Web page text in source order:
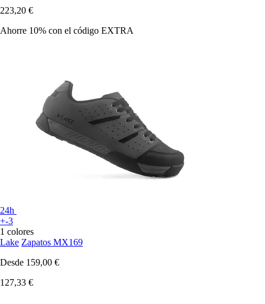
223,20 €
Ahorre 10% con el código EXTRA
24h
+-3
1 colores
Lake Zapatos MX169
Desde 159,00 €
127,33 €